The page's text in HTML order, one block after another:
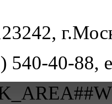
540-40-88,